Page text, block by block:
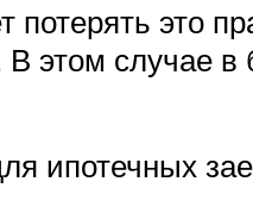
потерять это
этом случае в
ипотечных